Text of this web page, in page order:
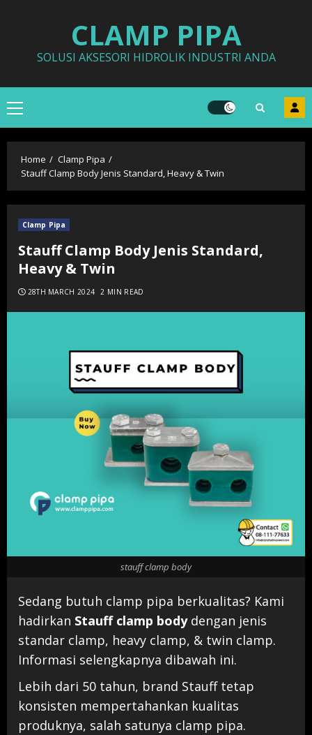
CLAMP PIPA
SOLUSI AKSESORI HIDROLIK INDUSTRI ANDA
Primary
Menu
Home
Clamp Pipa
Stauff Clamp Body Jenis Standard, Heavy & Twin
Clamp Pipa
Stauff Clamp Body Jenis Standard,
Heavy & Twin
28TH MARCH 2024 2 MIN READ
stauff clamp body
Sedang butuh clamp pipa berkualitas? Kami
hadirkan Stauff clamp bodydengan jenis
standar clamp, heavy clamp, & twin clamp.
Informasi selengkapnya dibawah ini.
Lebih dari 50 tahun, brand Stauff tetap
konsisten mempertahankan kualitas
produknya, salah satunya clamp pipa.